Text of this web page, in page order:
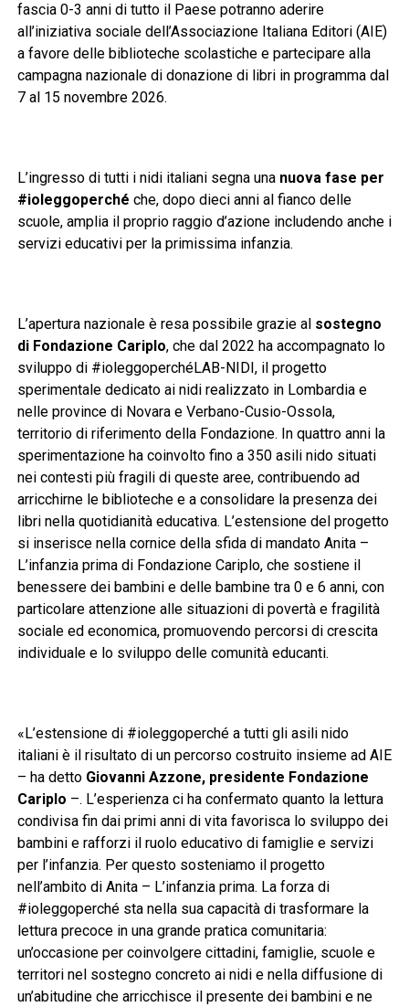
fascia 0-3 anni di tutto il Paese potranno aderire
all’iniziativa sociale dell’Associazione Italiana Editori (AIE)
a favore delle biblioteche scolastiche e partecipare alla
campagna nazionale di donazione di libri in programma dal
7 al 15 novembre 2026.
L’ingresso di tutti i nidi italiani segna una nuova fase per
#ioleggoperché che, dopo dieci anni al fianco delle
scuole, amplia il proprio raggio d’azione includendo anche i
servizi educativi per la primissima infanzia.
L’apertura nazionale è resa possibile grazie al sostegno
di Fondazione Cariplo, che dal 2022 ha accompagnato lo
sviluppo di #ioleggoperchéLAB-NIDI, il progetto
sperimentale dedicato ai nidi realizzato in Lombardia e
nelle province di Novara e Verbano-Cusio-Ossola,
territorio di riferimento della Fondazione. In quattro anni la
sperimentazione ha coinvolto fino a 350 asili nido situati
nei contesti più fragili di queste aree, contribuendo ad
arricchirne le biblioteche e a consolidare la presenza dei
libri nella quotidianità educativa. L’estensione del progetto
si inserisce nella cornice della sfida di mandato Anita –
L’infanzia prima di Fondazione Cariplo, che sostiene il
benessere dei bambini e delle bambine tra 0 e 6 anni, con
particolare attenzione alle situazioni di povertà e fragilità
sociale ed economica, promuovendo percorsi di crescita
individuale e lo sviluppo delle comunità educanti.
«L’estensione di #ioleggoperché a tutti gli asili nido
italiani è il risultato di un percorso costruito insieme ad AIE
– ha detto Giovanni Azzone, presidente Fondazione
Cariplo –. L’esperienza ci ha confermato quanto la lettura
condivisa fin dai primi anni di vita favorisca lo sviluppo dei
bambini e rafforzi il ruolo educativo di famiglie e servizi
per l’infanzia. Per questo sosteniamo il progetto
nell’ambito di Anita – L’infanzia prima. La forza di
#ioleggoperché sta nella sua capacità di trasformare la
lettura precoce in una grande pratica comunitaria:
un’occasione per coinvolgere cittadini, famiglie, scuole e
territori nel sostegno concreto ai nidi e nella diffusione di
un’abitudine che arricchisce il presente dei bambini e ne